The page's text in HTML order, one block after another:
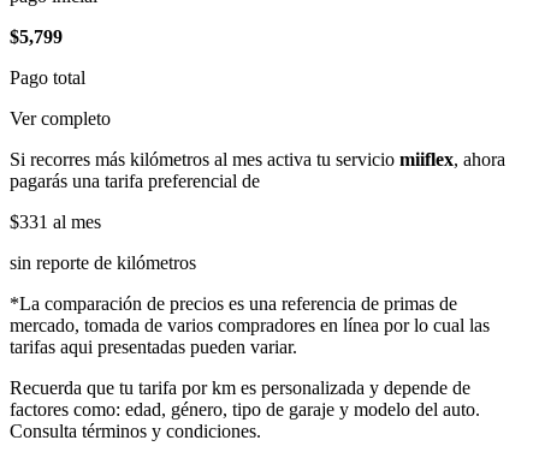
$5,799
Pago total
Ver completo
Si recorres más kilómetros al mes activa tu servicio miiflex, ahora
pagarás una tarifa preferencial de
$331 al mes
sin reporte de kilómetros
*La comparación de precios es una referencia de primas de
mercado, tomada de varios compradores en línea por lo cual las
tarifas aqui presentadas pueden variar.
Recuerda que tu tarifa por km es personalizada y depende de
factores como: edad, género, tipo de garaje y modelo del auto.
Consulta términos y condiciones.